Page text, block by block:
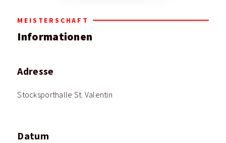
MEISTERSCHAFT
Informationen
Adresse
Stocksporthalle St. Valentin
Datum